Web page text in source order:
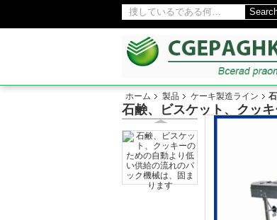
ホーム 製品 ケーキ製造ライン
石鹸、ビスケット、クッ